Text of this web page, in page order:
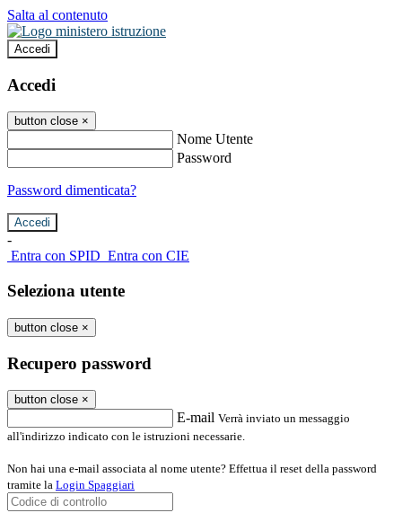
Salta al contenuto
Accedi
Accedi
button close ×
Nome Utente
Password
Password dimenticata?
-
Entra con SPID Entra con CIE
Seleziona utente
button close ×
Recupero password
button close ×
E-mail Verrà inviato un messaggio
all'indirizzo indicato con le istruzioni necessarie.
Non hai una e-mail associata al nome utente? Effettua il reset della password
tramite la Login Spaggiari